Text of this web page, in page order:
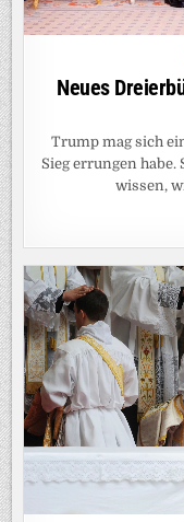
Neues
Trump mag sich
Sieg errungen
wissen,